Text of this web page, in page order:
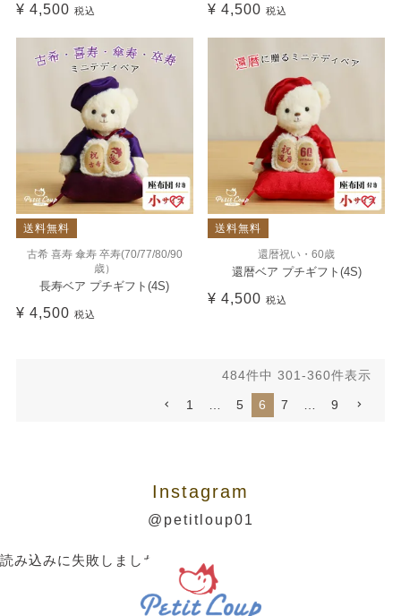
¥ 4,500 税込 ¥ 4,500 税込
送料無料
古希 喜寿 傘寿 卒寿(70/77/80/90
歳）
長寿ベア プチギフト(4S)
¥ 4,500 税込
送料無料
還暦祝い・60歳
還暦ベア プチギフト(4S)
¥ 4,500 税込
484件中 301-360件表示
1 … 5 6 7 … 9
Instagram
@petitloup01
読み込みに失敗しました。